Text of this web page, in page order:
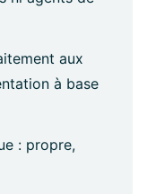
aux
à base
: propre,